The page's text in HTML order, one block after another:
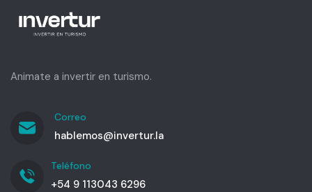
Animate a invertir en turismo.
Correo
hablemos@invertur.la
Teléfono
+54 9 113043 6296